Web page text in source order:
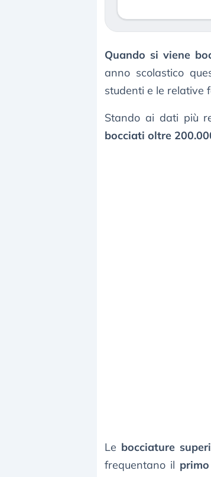
Quando si viene
anno scolastico
studenti e le relative
Stando ai dati più
bocciati oltre
Le bocciature
frequentano il